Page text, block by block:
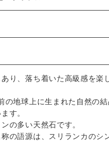
り、落ち着いた高級感を楽
の地球上に生まれた自然の
す。
の多い天然石です。
称の語源は、スリランカの